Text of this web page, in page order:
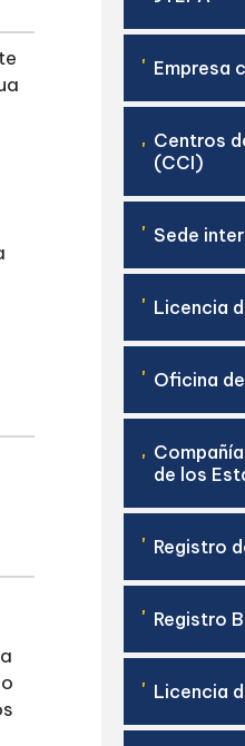
' Empresa
' Centros
(CCI)
' Sede
' Licencia
' Oficina
' de los
' Registro
' Registro
' Licencia